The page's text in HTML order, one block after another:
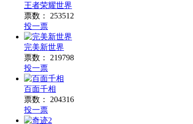
王者荣耀世界
票数：
253512
投一票
完美新世界
票数：
219798
投一票
百面千相
票数：
204316
投一票